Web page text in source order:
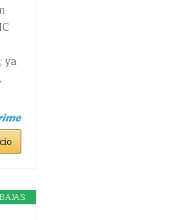
ya